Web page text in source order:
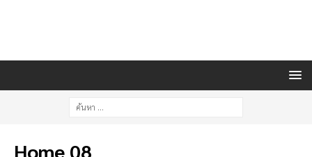
Home 08